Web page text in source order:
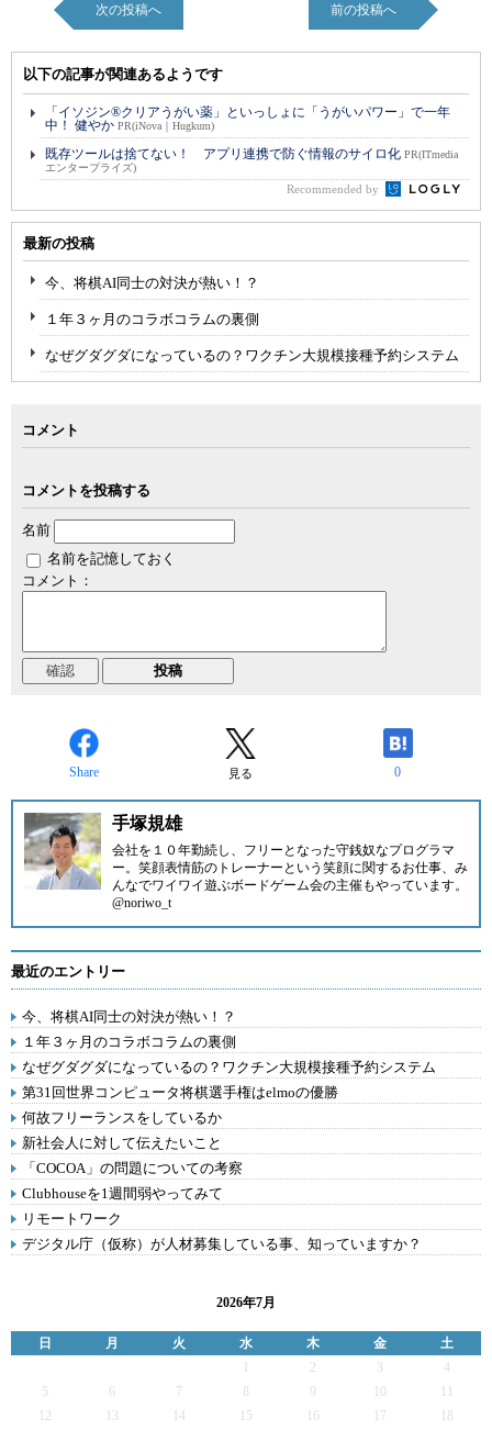
次の投稿へ 前の投稿へ
以下の記事が関連あるようです
「イソジン®クリアうがい薬」といっしょに「うがいパワー」で一年
中！ 健やか PR(iNova｜Hugkum)
既存ツールは捨てない！ アプリ連携で防ぐ情報のサイロ化 PR(ITmedia
エンタープライズ)
Recommended by
最新の投稿
今、将棋AI同士の対決が熱い！？
１年３ヶ月のコラボコラムの裏側
なぜグダグダになっているの？ワクチン大規模接種予約システム
コメント
コメントを投稿する
名前
名前を記憶しておく
コメント：
Share 見る 0
手塚規雄
会社を１０年勤続し、フリーとなった守銭奴なプログラマ
ー。笑顔表情筋のトレーナーという笑顔に関するお仕事、み
んなでワイワイ遊ぶボードゲーム会の主催もやっています。
@noriwo_t
最近のエントリー
今、将棋AI同士の対決が熱い！？
１年３ヶ月のコラボコラムの裏側
なぜグダグダになっているの？ワクチン大規模接種予約システム
第31回世界コンピュータ将棋選手権はelmoの優勝
何故フリーランスをしているか
新社会人に対して伝えたいこと
「COCOA」の問題についての考察
Clubhouseを1週間弱やってみて
リモートワーク
デジタル庁（仮称）が人材募集している事、知っていますか？
2026年7月
日 月 火 水 木 金
土
2 3
4
5
6 7 9
12
13 14 15 16 17